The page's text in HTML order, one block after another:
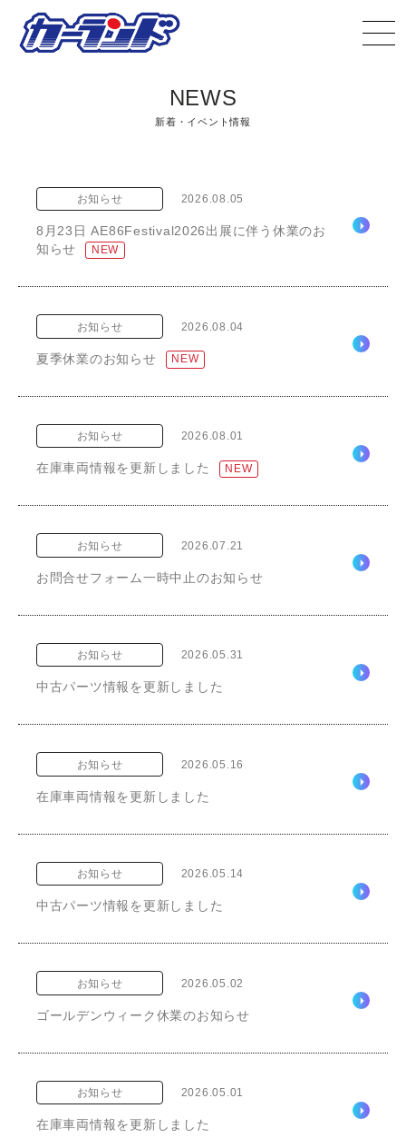
NEWS
新着・イベント情報
お知らせ 2026.08.05
8月23日 AE86Festival2026出展に伴う休業のお
知らせ
NEW
お知らせ 2026.08.04
夏季休業のお知らせ NEW
お知らせ 2026.08.01
在庫車両情報を更新しました NEW
お知らせ 2026.07.21
お問合せフォーム一時中止のお知らせ
お知らせ 2026.05.31
中古パーツ情報を更新しました
お知らせ 2026.05.16
在庫車両情報を更新しました
お知らせ 2026.05.14
中古パーツ情報を更新しました
お知らせ 2026.05.02
ゴールデンウィーク休業のお知らせ
お知らせ 2026.05.01
在庫車両情報を更新しました